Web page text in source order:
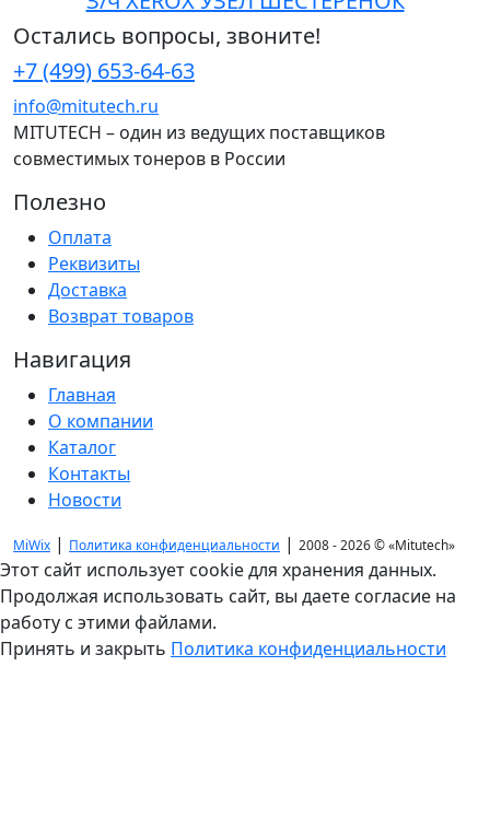
Остались вопросы, звоните!
+7 (499) 653-64-63
info@mitutech.ru
MITUTECH – один из ведущих поставщиков
совместимых тонеров в России
Полезно
Оплата
Реквизиты
Доставка
Возврат товаров
Навигация
Главная
О компании
Каталог
Контакты
Новости
MiWix | Политика конфиденциальности | 2008 - 2026 ©«Mitutech»
Этот сайт использует cookie для хранения данных.
Продолжая использовать сайт, вы даете согласие на
работу с этими файлами.
Принять и закрыть Политика конфиденциальности